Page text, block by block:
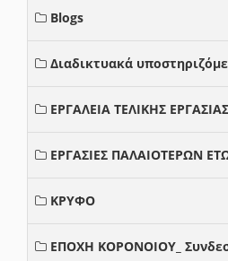
Blogs
Διαδικτυακά
ΕΡΓΑΛΕΙΑ ΤΕΛΙΚΗΣ ΕΡΓΑΣΙΑΣ
ΕΡΓΑΣΙΕΣ ΠΑΛΑΙΟΤΕΡΩΝ
ΚΡΥΦΟ
ΕΠΟΧΗ ΚΟΡΟΝΟΙΟΥ_